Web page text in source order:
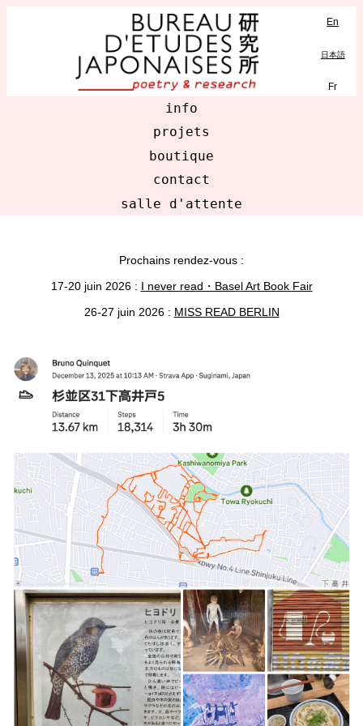
En
日本語
Fr
info
projets
boutique
contact
salle d'attente
Prochains rendez-vous :
17-20 juin 2026 : I never read・Basel Art Book Fair
26-27 juin 2026 : MISS READ BERLIN